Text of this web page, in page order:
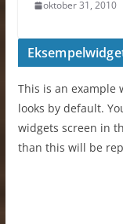
oktober 31, 2010
This is an example
looks by default.
widgets screen in
than this will be